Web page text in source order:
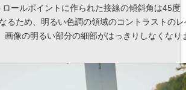
ールポイントに作られた接線の傾斜角は45度
るため、明るい色調の領域のコントラストのレ
画像の明るい部分の細部がはっきりしなくなり